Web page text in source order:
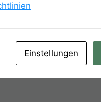
Einstellungen